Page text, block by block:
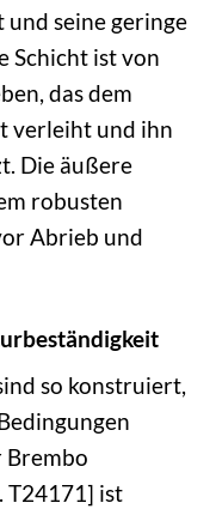
und seine geringe
Schicht ist von
das dem
verleiht und ihn
Die äußere
robusten
Abrieb und
so konstruiert,
Brembo
T24171] ist